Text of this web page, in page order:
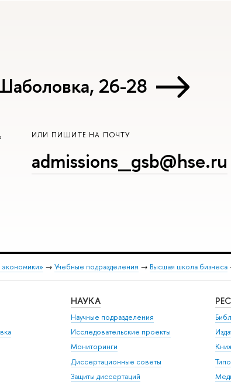
26-28
ИЛИ ПИШИТЕ НА ПОЧТУ
admissions_gsb@hse.ru
экономики» → Учебные подразделения → Высшая школа бизнеса
НАУКА
Научные подразделения
Исследовательские проекты
Мониторинги
Диссертационные советы
Защиты диссертаций